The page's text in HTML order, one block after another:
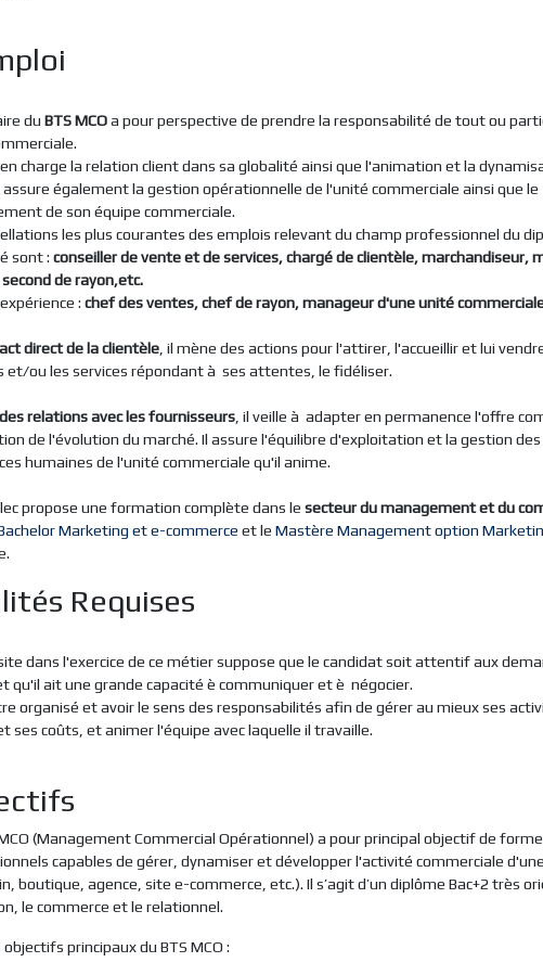
du BTS MCOa pour perspective de prendre la responsabilité de tout ou
charge la relation client dans sa globalité ainsi que l'animation et la
assure également la gestion opérationnelle de l'unité commerciale ainsi que le
de son équipe commerciale.
les plus courantes des emplois relevant du champ professionnel du
sont : conseiller de vente et de services, chargé de clientèle, marchandiseur,
de rayon,etc.
: chef des ventes, chef de rayon, manageur d'une unité
direct de la clientèle, il mène des actions pour l'attirer, l'accueillir et lui
et/ou les services répondant à ses attentes, le fidéliser.
relations avec les fournisseurs, il veille à adapter en permanence l'offre
de l'évolution du marché. Il assure l'équilibre d'exploitation et la gestion des
humaines de l'unité commerciale qu'il anime.
propose une formation complète dans le secteur du management et du
Marketing et e-commerce et le Mastère Management option
Requises
dans l'exercice de ce métier suppose que le candidat soit attentif aux
qu'il ait une grande capacité è communiquer et è négocier.
organisé et avoir le sens des responsabilités afin de gérer au mieux ses
ses coûts, et animer l'équipe avec laquelle il travaille.
(Management Commercial Opérationnel) a pour principal objectif de
capables de gérer, dynamiser et développer l'activité commerciale
boutique, agence, site e-commerce, etc.). Il s’agit d’un diplôme Bac+2 très
le commerce et le relationnel.
objectifs principaux du BTS MCO :